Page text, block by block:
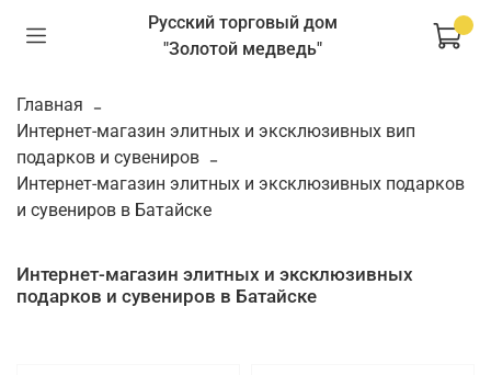
Русский торговый дом
"Золотой медведь"
Главная
Интернет-магазин элитных и эксклюзивных вип
подарков и сувениров
Интернет-магазин элитных и эксклюзивных подарков
и сувениров в Батайске
Интернет-магазин элитных и эксклюзивных
подарков и сувениров в Батайске